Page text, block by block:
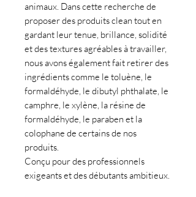
animaux. Dans cette recherche de
proposer des produits clean tout en
gardant leur tenue, brillance, solidité
et des textures agréables à travailler,
nous avons également fait retirer des
ingrédients comme le toluène, le
formaldéhyde, le dibutyl phthalate, le
camphre, le xylène, la résine de
formaldéhyde, le paraben et la
colophane de certains de nos
produits.
Conçu pour des professionnels
exigeants et des débutants ambitieux.